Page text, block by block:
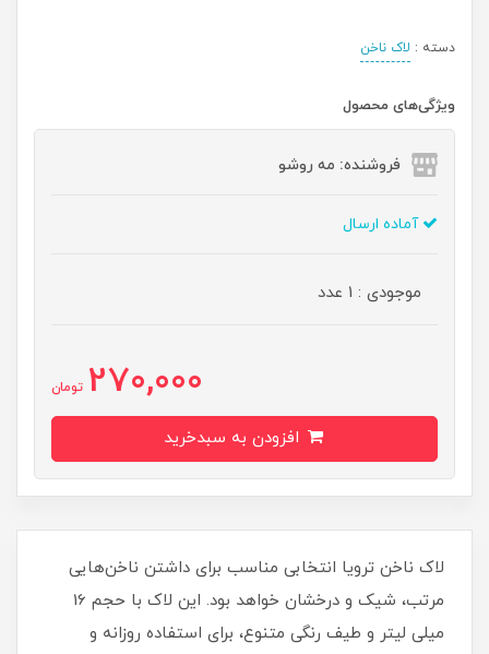
دسته : لاک ناخن
ویژگی‌های محصول
فروشنده: مه رو‌شو
آماده ارسال
موجودی : 1 عدد
270,000 تومان
لاک ناخن ترویا انتخابی مناسب برای داشتن ناخن‌هایی
مرتب، شیک و درخشان خواهد بود. این لاک با حجم 16
میلی‌ لیتر و طیف رنگی متنوع، برای استفاده روزانه و